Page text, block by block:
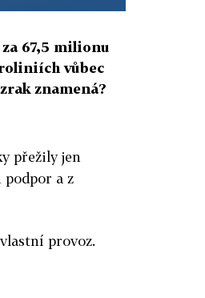
67,5 milionu
vůbec
znamená?
přežily jen
podpor a z
provoz.